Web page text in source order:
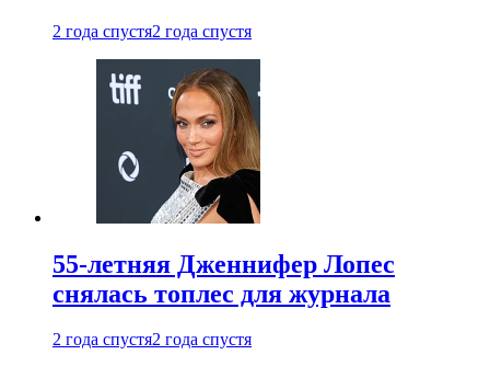
2 года спустя2 года спустя
55-летняя Дженнифер Лопес
снялась топлес для журнала
2 года спустя2 года спустя